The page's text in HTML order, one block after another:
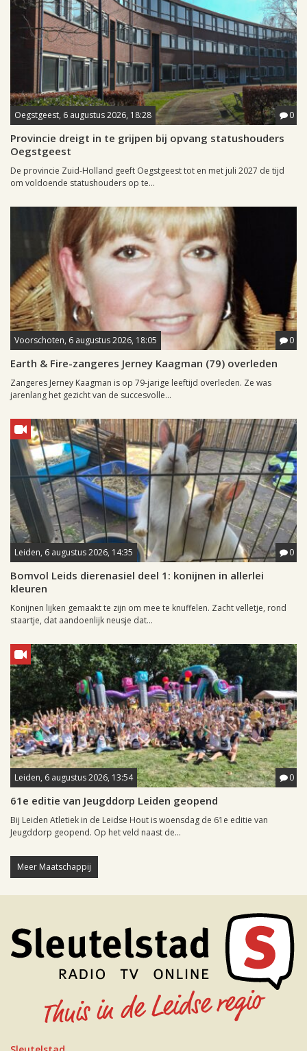
Oegstgeest, 6 augustus 2026, 18:28 0
Provincie dreigt in te grijpen bij opvang statushouders
Oegstgeest
De provincie Zuid-Holland geeft Oegstgeest tot en met juli 2027 de tijd
om voldoende statushouders op te...
Voorschoten, 6 augustus 2026, 18:05 0
Earth & Fire-zangeres Jerney Kaagman (79) overleden
Zangeres Jerney Kaagman is op 79-jarige leeftijd overleden. Ze was
jarenlang het gezicht van de succesvolle...
Leiden, 6 augustus 2026, 14:35 0
Bomvol Leids dierenasiel deel 1: konijnen in allerlei
kleuren
Konijnen lijken gemaakt te zijn om mee te knuffelen. Zacht velletje, rond
staartje, dat aandoenlijk neusje dat...
Leiden, 6 augustus 2026, 13:54 0
61e editie van Jeugddorp Leiden geopend
Bij Leiden Atletiek in de Leidse Hout is woensdag de 61e editie van
Jeugddorp geopend. Op het veld naast de...
Meer Maatschappij